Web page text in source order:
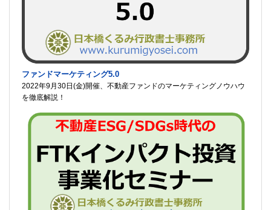
ファンドマーケティング5.0
2022年9月30日(金)開催、不動産ファンドのマーケティングノウハウ
を徹底解説！